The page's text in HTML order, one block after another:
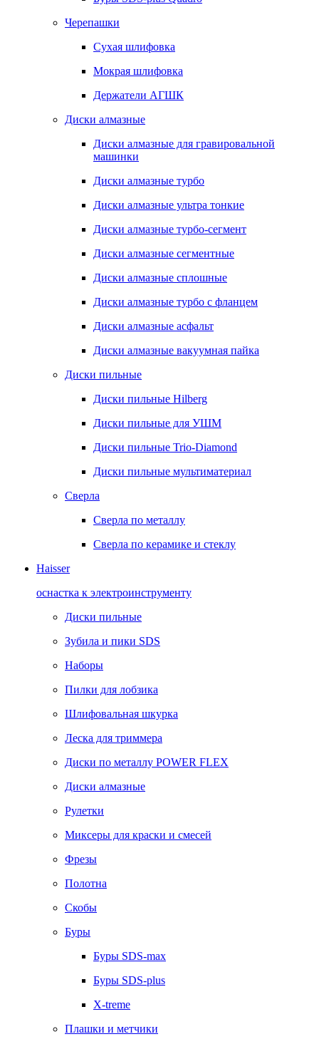
Черепашки
Сухая шлифовка
Мокрая шлифовка
Держатели АГШК
Диски алмазные
Диски алмазные для гравировальной
машинки
Диски алмазные турбо
Диски алмазные ультра тонкие
Диски алмазные турбо-сегмент
Диски алмазные сегментные
Диски алмазные сплошные
Диски алмазные турбо с фланцем
Диски алмазные асфальт
Диски алмазные вакуумная пайка
Диски пильные
Диски пильные Hilberg
Диски пильные для УШМ
Диски пильные Trio-Diamond
Диски пильные мультиматериал
Сверла
Сверла по металлу
Сверла по керамике и стеклу
Haisser
оснастка к электроинструменту
Диски пильные
Зубила и пики SDS
Наборы
Пилки для лобзика
Шлифовальная шкурка
Леска для триммера
Диски по металлу POWER FLEX
Диски алмазные
Рулетки
Миксеры для краски и смесей
Фрезы
Полотна
Скобы
Буры
Буры SDS-max
Буры SDS-plus
X-treme
Плашки и метчики